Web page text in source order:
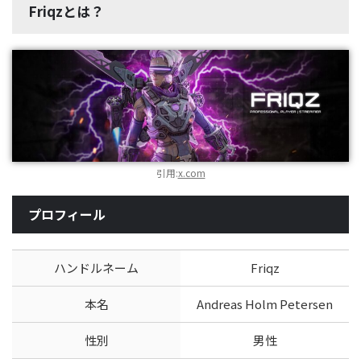
Friqzとは？
引用:x.com
プロフィール
ハンドルネーム Friqz
本名 Andreas Holm Petersen
性別 男性